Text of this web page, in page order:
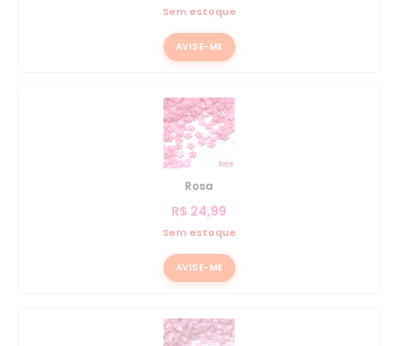
Sem estoque
AVISE-ME
Rosa
R$ 24,99
Sem estoque
AVISE-ME